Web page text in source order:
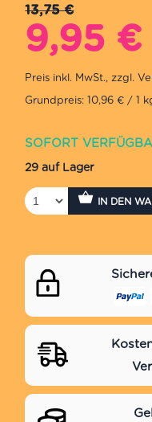
13,75€
Preis
war:
13,75 €
9,95 €
Grundpreis: 10,96 € / 1
SOFORT
29 auf Lager
IN DEN